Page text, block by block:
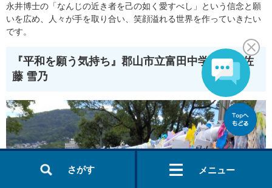
さがす メニュー
永井博士の「なんじの近き者を己の如く愛すべし」という信念と願
いを広め、人々が手を取り合い、笑顔溢れる世界を作っていきたい
です。
『平和を願う気持ち』 郡山市立富田中学校 2年 佐
藤 雪乃